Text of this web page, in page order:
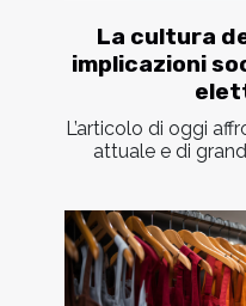
La cultura
implicazioni
L’articolo di oggi
attuale e di